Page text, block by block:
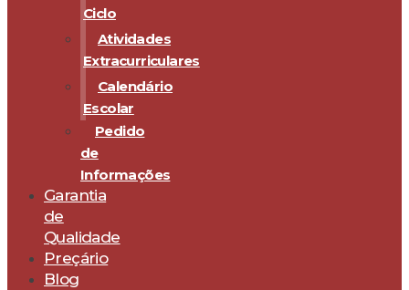
Ciclo
Atividades
Extracurriculares
Calendário
Escolar
Pedido
de
Informações
Garantia
de
Qualidade
Preçário
Blog